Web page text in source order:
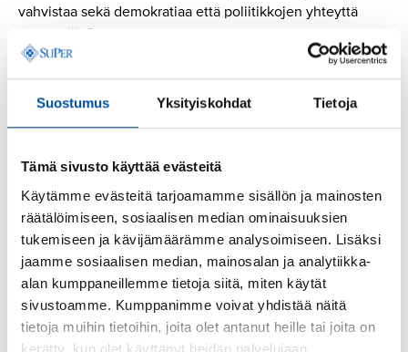
Suostumus Yksityiskohdat Tietoja
Tämä sivusto käyttää evästeitä
Käytämme evästeitä tarjoamamme sisällön ja mainosten
räätälöimiseen, sosiaalisen median ominaisuuksien
tukemiseen ja kävijämäärämme analysoimiseen. Lisäksi
jaamme sosiaalisen median, mainosalan ja analytiikka-
alan kumppaneillemme tietoja siitä, miten käytät
sivustoamme. Kumppanimme voivat yhdistää näitä
tietoja muihin tietoihin, joita olet antanut heille tai joita on
kerätty, kun olet käyttänyt heidän palvelujaan.
vahvistaa sekä demokratiaa että poliitikkojen yhteyttä
äänestäjiin?
Kysymys poliitikoille ja kaikille kansalaisille:
Haluammeko vahvistaa demokratiaa siten, että valitut
etääntyy yhä kauemmas tavallisista ihmisistä?
Demokratia ei rapistu hetkessä, vaan vähitellen kun
päätöksenteko etääntyy ihmisistä. Siksi olennaista ei
ole vain se, ketkä ovat vallassa, vaan se keihin he
kokevat olevansa vastuussa.
Onko ammattiyhdistysliike tulevaisuudessa osa
ratkaisua vai jääkö se pysyvästi sivuun samalla, kun